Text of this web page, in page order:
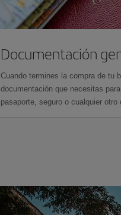
Documentación
Cuando termines la compra de tu
documentación que necesitas
pasaporte, seguro o cualquier